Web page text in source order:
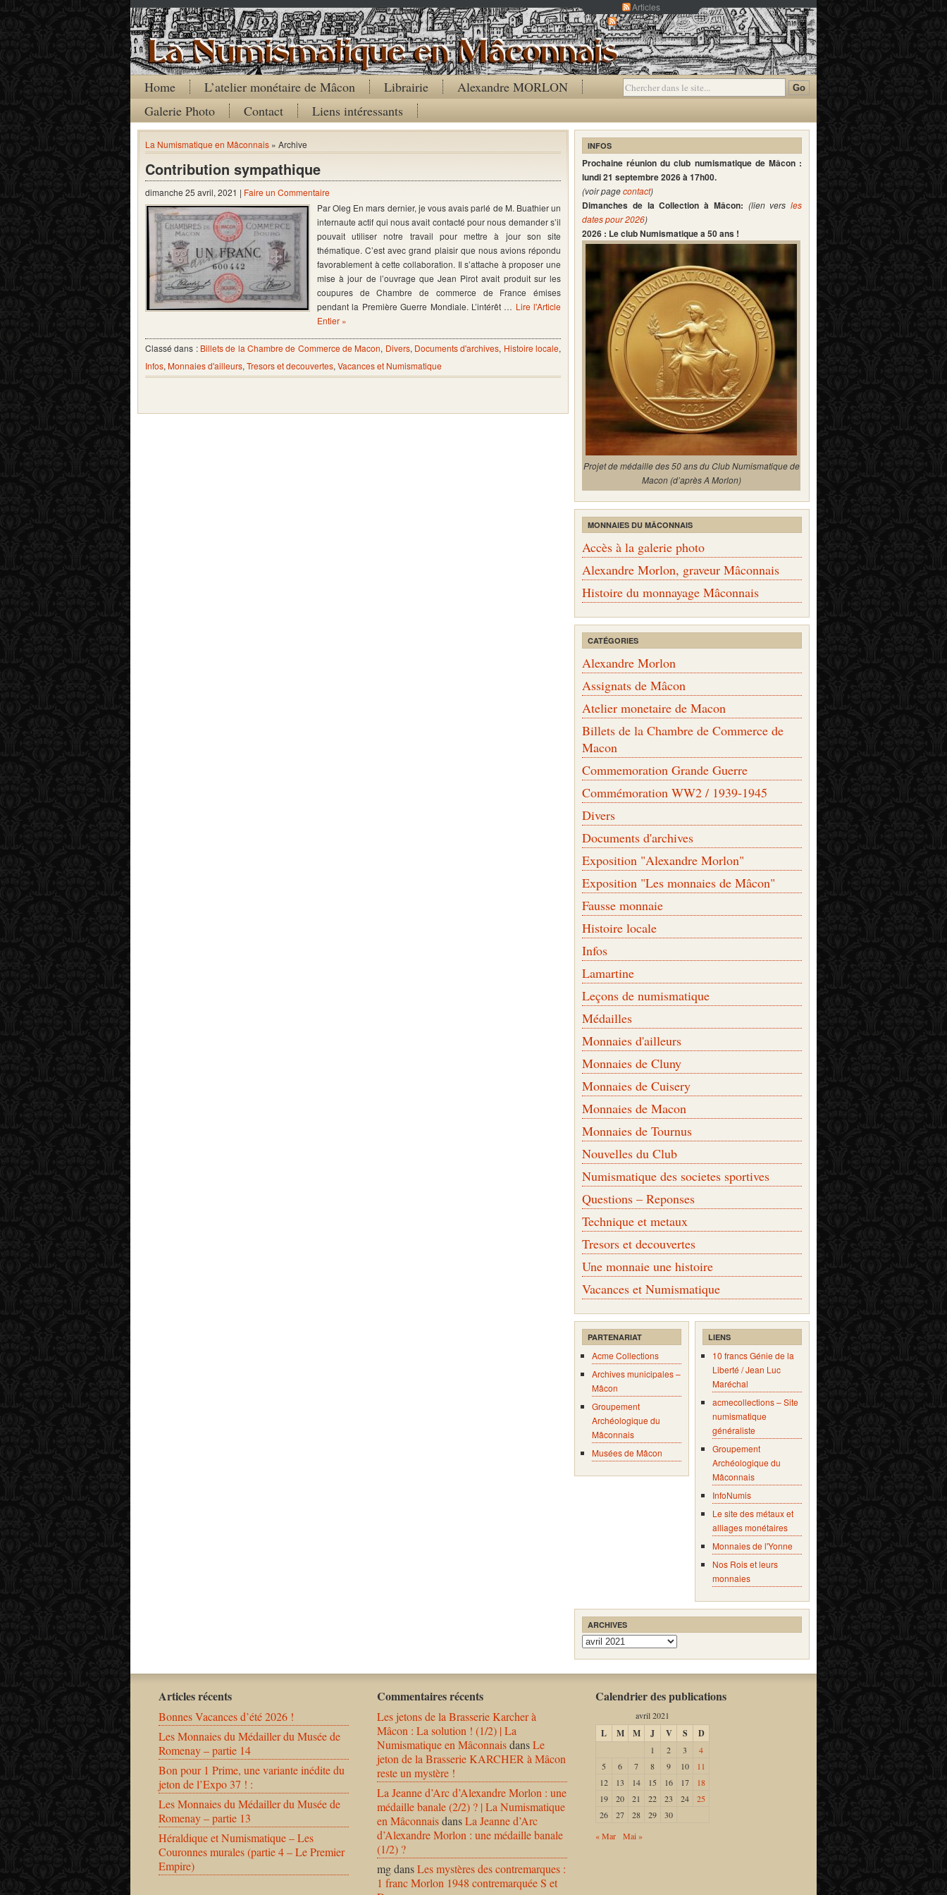
Articles
Commentaires
Home L’atelier monétaire de Mâcon Librairie
Alexandre MORLON
Galerie Photo
Contact Liens intéressants
La Numismatique en Mâconnais » Archive
Contribution sympathique
dimanche 25 avril, 2021 | Faire un Commentaire
Par Oleg En mars dernier, je vous avais parlé de M. Buathier un
internaute actif qui nous avait contacté pour nous demander s’il
pouvait utiliser notre travail pour mettre à jour son site
thématique. C’est avec grand plaisir que nous avions répondu
favorablement à cette collaboration. Il s’attache à proposer une
mise à jour de l’ouvrage que Jean Pirot avait produit sur les
coupures de Chambre de commerce de France émises
pendant la Première Guerre Mondiale. L’intérêt … Lire l'Article
Entier »
Classé dans : Billets de la Chambre de Commerce de Macon, Divers, Documents d'archives, Histoire locale,
Infos, Monnaies d'ailleurs, Tresors et decouvertes, Vacances et Numismatique
INFOS
Prochaine réunion du club numismatique de Mâcon :
lundi 21 septembre 2026 à 17h00.
(voir pagecontact)
Dimanches de la Collection à Mâcon: (lien vers les
dates pour 2026)
2026 : Le club Numismatique a 50 ans !
Projet de médaille des 50 ans du Club Numismatique de
Macon (d’après A Morlon)
MONNAIES DU MÂCONNAIS
Accès à la galerie photo
Alexandre Morlon, graveur Mâconnais
Histoire du monnayage Mâconnais
CATÉGORIES
Alexandre Morlon
Assignats de Mâcon
Atelier monetaire de Macon
Billets de la Chambre de Commerce de
Macon
Commemoration Grande Guerre
Commémoration WW2 / 1939-1945
Divers
Documents d'archives
Exposition "Alexandre Morlon"
Exposition "Les monnaies de Mâcon"
Fausse monnaie
Histoire locale
Infos
Lamartine
Leçons de numismatique
Médailles
Monnaies d'ailleurs
Monnaies de Cluny
Monnaies de Cuisery
Monnaies de Macon
Monnaies de Tournus
Nouvelles du Club
Numismatique des societes sportives
Questions – Reponses
Technique et metaux
Tresors et decouvertes
Une monnaie une histoire
Vacances et Numismatique
PARTENARIAT
Acme Collections
Archives municipales –
Mâcon
Groupement
Archéologique du
Mâconnais
Musées de Mâcon
LIENS
10 francs Génie de la
Liberté / Jean Luc
Maréchal
acmecollections – Site
numismatique
généraliste
Groupement
Archéologique du
Mâconnais
InfoNumis
Le site des métaux et
alliages monétaires
Monnaies de l'Yonne
Nos Rois et leurs
monnaies
ARCHIVES
Archives
Articles récents
Bonnes Vacances d’été 2026 !
Les Monnaies du Médailler du Musée de
Romenay – partie 14
Bon pour 1 Prime, une variante inédite du
jeton de l’Expo 37 ! :
Les Monnaies du Médailler du Musée de
Romenay – partie 13
Héraldique et Numismatique – Les
Couronnes murales (partie 4 – Le Premier
Empire)
Commentaires récents
Les jetons de la Brasserie Karcher à
Mâcon : La solution ! (1/2) | La
Numismatique en MâconnaisdansLe
jeton de la Brasserie KARCHER à Mâcon
reste un mystère !
La Jeanne d’Arc d’Alexandre Morlon : une
médaille banale (2/2) ? | La Numismatique
en MâconnaisdansLa Jeanne d’Arc
d’Alexandre Morlon : une médaille banale
(1/2) ?
mgdansLes mystères des contremarques :
1 franc Morlon 1948 contremarquée S et
Calendrier des publications
avril 2021
L M M J V S D
1 2 3
4
5
6 7 8 9 10
11
12
13 14 15 16 17
18
19
20 21 22 23 24
25
26
27 28 29
30
« Mar
Mai »